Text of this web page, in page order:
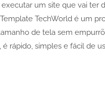
um site que vai ter
TechWorld é um
de tela sem
rápido, simples e fácil de